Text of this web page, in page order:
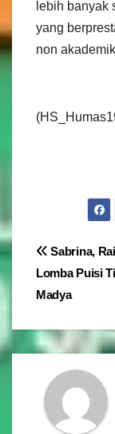
lebih banyak
yang
non
pos
Sabrina,
Lomba Puisi
Madya